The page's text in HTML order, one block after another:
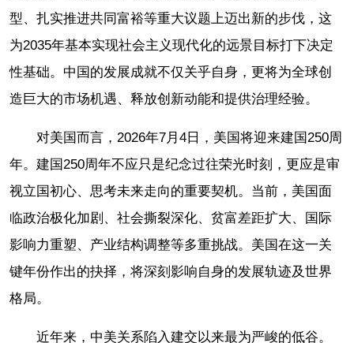
型、扎实推进共同富裕等重大议题上迈出新的步伐，这
为2035年基本实现社会主义现代化的远景目标打下决定
性基础。中国的发展成就不仅关乎自身，更将为全球创
造巨大的市场机遇、释放创新动能和提供治理经验。
对美国而言，2026年7月4日，美国将迎来建国250周
年。建国250周年不应只是纪念过往荣光时刻，更应是审
视立国初心、思考未来走向的重要契机。当前，美国面
临政治极化加剧、社会撕裂深化、贫富差距扩大、国际
影响力重塑、产业结构调整等多重挑战。美国在这一关
键年份作出的抉择，将深刻影响自身的发展轨迹及世界
格局。
近年来，中美关系陷入建交以来最为严峻的低谷。